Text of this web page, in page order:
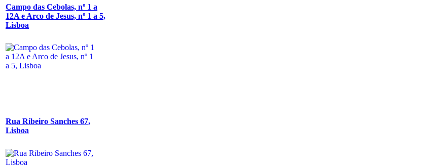
Campo das Cebolas, nº 1 a
12A e Arco de Jesus, nº 1 a 5,
Lisboa
Rua Ribeiro Sanches 67,
Lisboa